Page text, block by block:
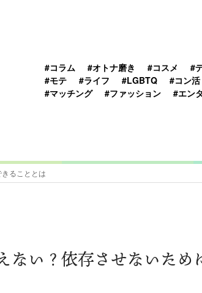
#コラム #オトナ磨き #コスメ #
#モテ
#ライフ #LGBTQ #コン活
#マッチング
#ファッション #エン
ることとは
ない？依存させないため